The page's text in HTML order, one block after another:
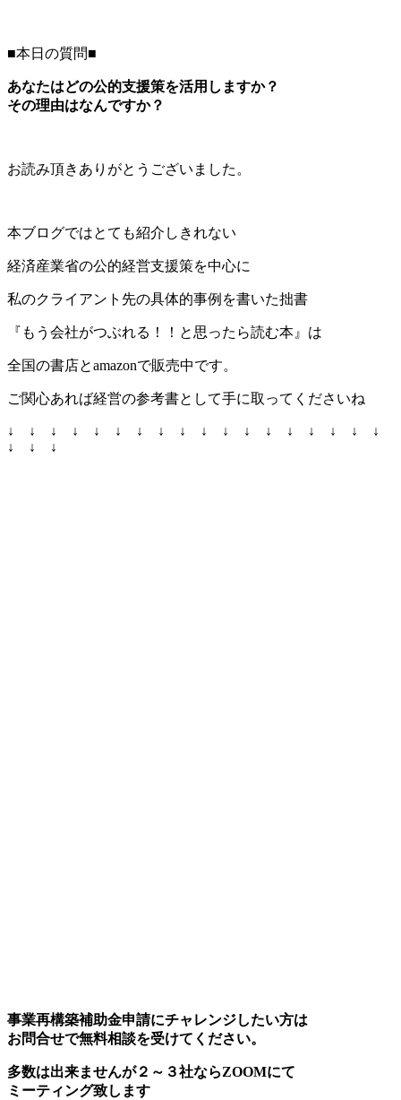
■本日の質問■
あなたはどの公的支援策を活用しますか？
その理由はなんですか？
お読み頂きありがとうございました。
本ブログではとても紹介しきれない
経済産業省の公的経営支援策を中心に
私のクライアント先の具体的事例を書いた拙書
『もう会社がつぶれる！！と思ったら読む本』は
全国の書店とamazonで販売中です。
ご関心あれば経営の参考書として手に取ってくださいね
↓ ↓ ↓ ↓ ↓ ↓ ↓ ↓ ↓ ↓ ↓ ↓ ↓ ↓ ↓ ↓ ↓ ↓
↓ ↓ ↓
事業再構築補助金申請にチャレンジしたい方は
お問合せで無料相談を受けてください。
多数は出来ませんが２～３社ならZOOMにて
ミーティング致します